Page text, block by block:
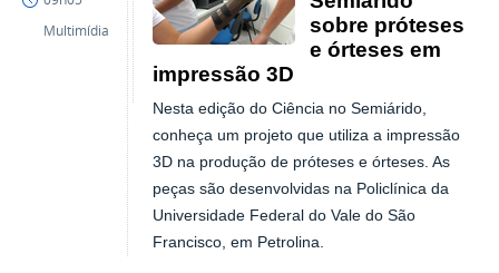
sobre próteses
e órteses em
impressão 3D
Nesta edição do Ciência no Semiárido,
conheça um projeto que utiliza a impressão
3D na produção de próteses e órteses. As
peças são desenvolvidas na Policlínica da
Universidade Federal do Vale do São
Francisco, em Petrolina.
Multimídia